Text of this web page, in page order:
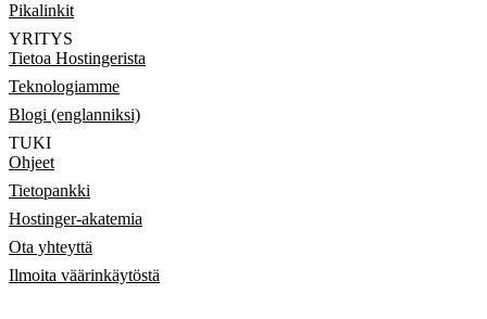
Pikalinkit
YRITYS
Tietoa Hostingerista
Teknologiamme
Blogi (englanniksi)
TUKI
Ohjeet
Tietopankki
Hostinger-akatemia
Ota yhteyttä
Ilmoita väärinkäytöstä